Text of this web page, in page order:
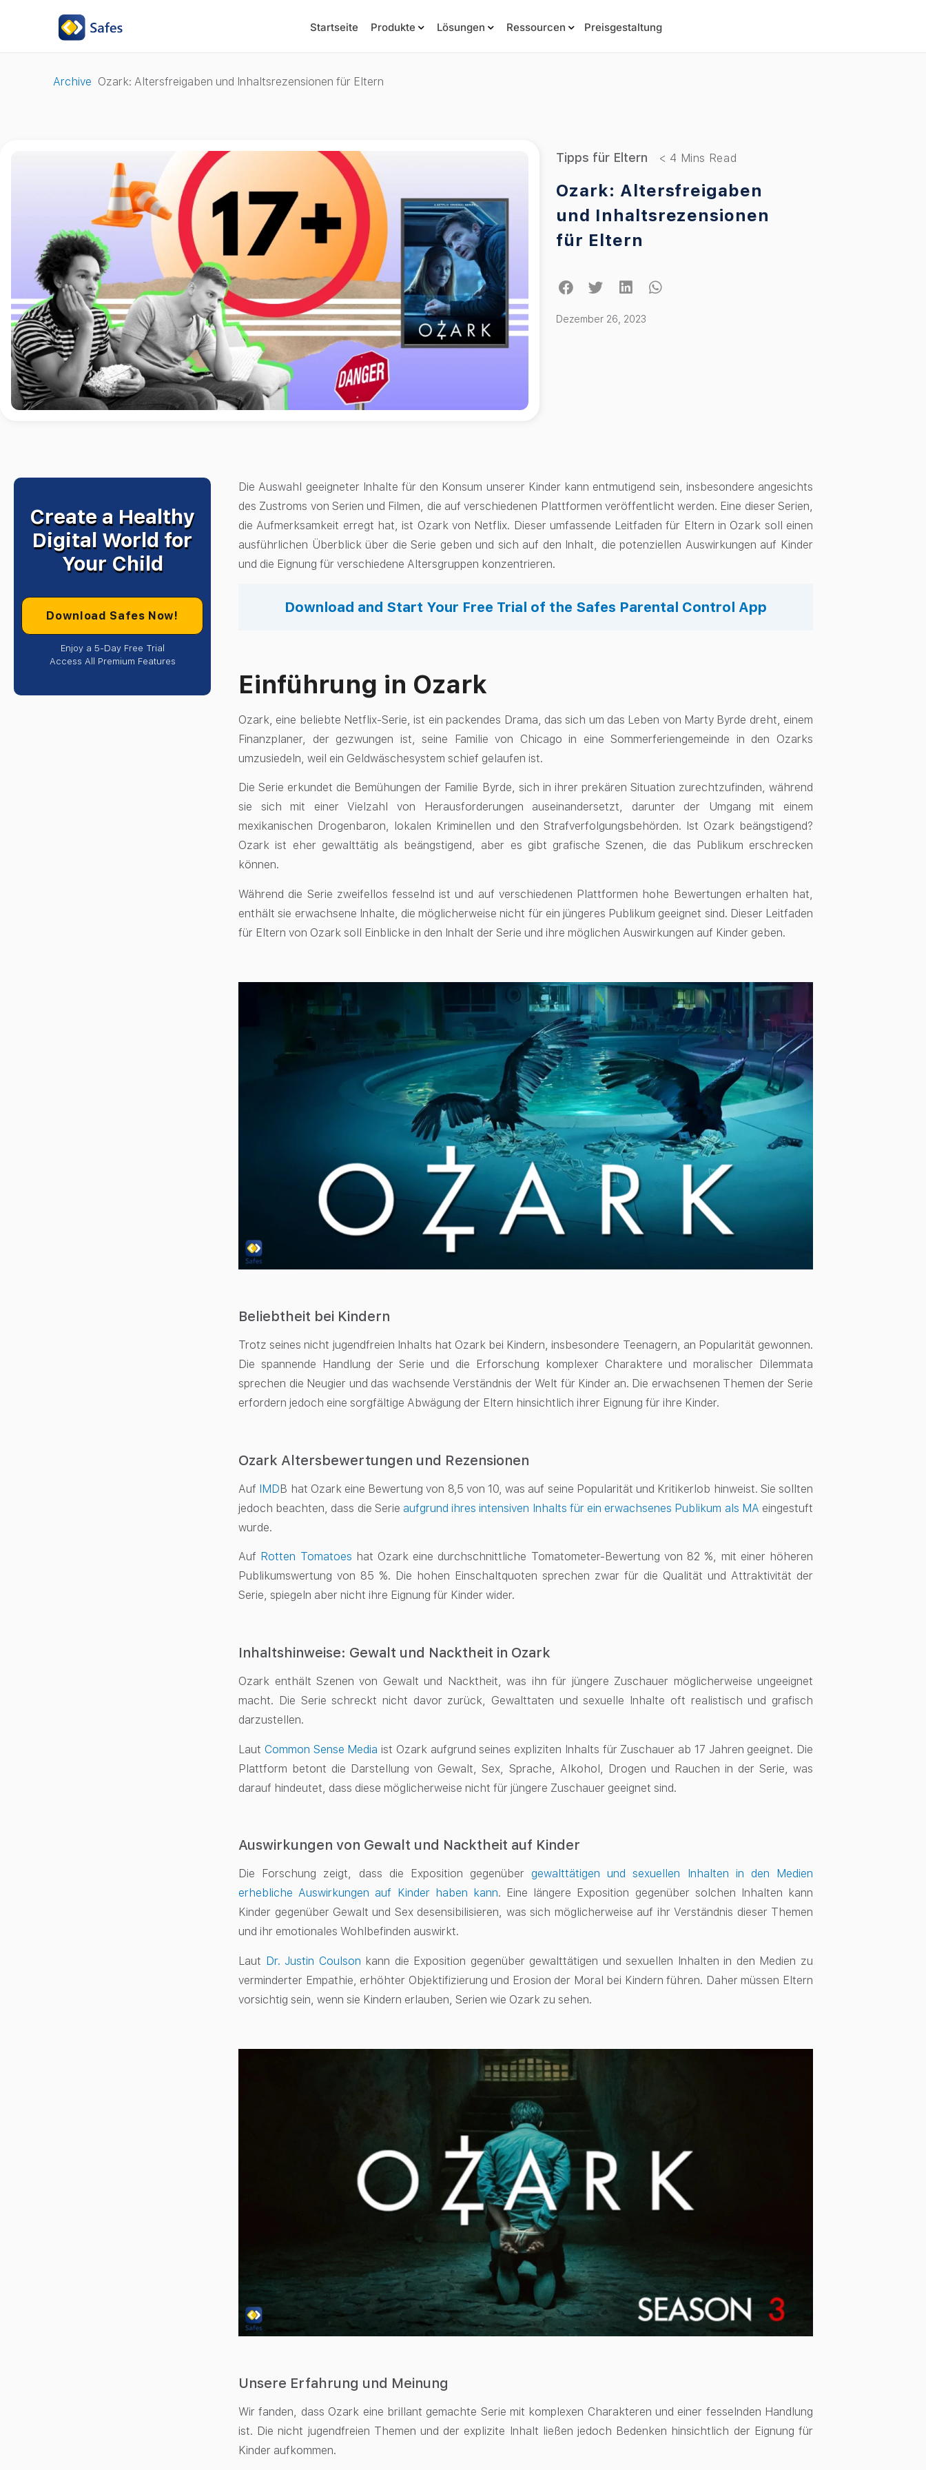
Startseite Produkte Lösungen Ressourcen Preisgestaltung
Archive Ozark: Altersfreigaben und Inhaltsrezensionen für Eltern
Tipps für Eltern
Ozark: Altersfreigaben
und Inhaltsrezensionen
für Eltern
Dezember 26, 2023
Create a Healthy
Digital World for
Your Child
Download Safes Now!
Enjoy a 5-Day Free Trial
Access All Premium Features
Die Auswahl geeigneter Inhalte für den Konsum unserer Kinder kann entmutigend sein, insbesondere angesichts
des Zustroms von Serien und Filmen, die auf verschiedenen Plattformen veröffentlicht werden. Eine dieser Serien,
die Aufmerksamkeit erregt hat, ist Ozark von Netflix. Dieser umfassende Leitfaden für Eltern in Ozark soll einen
ausführlichen Überblick über die Serie geben und sich auf den Inhalt, die potenziellen Auswirkungen auf Kinder
und die Eignung für verschiedene Altersgruppen konzentrieren.
Download and Start Your Free Trial of the Safes Parental Control App
Einführung in Ozark
Ozark, eine beliebte Netflix-Serie, ist ein packendes Drama, das sich um das Leben von Marty Byrde dreht, einem
Finanzplaner, der gezwungen ist, seine Familie von Chicago in eine Sommerferiengemeinde in den Ozarks
umzusiedeln, weil ein Geldwäschesystem schief gelaufen ist.
Die Serie erkundet die Bemühungen der Familie Byrde, sich in ihrer prekären Situation zurechtzufinden, während
sie sich mit einer Vielzahl von Herausforderungen auseinandersetzt, darunter der Umgang mit einem
mexikanischen Drogenbaron, lokalen Kriminellen und den Strafverfolgungsbehörden. Ist Ozark beängstigend?
Ozark ist eher gewalttätig als beängstigend, aber es gibt grafische Szenen, die das Publikum erschrecken
können.
Während die Serie zweifellos fesselnd ist und auf verschiedenen Plattformen hohe Bewertungen erhalten hat,
enthält sie erwachsene Inhalte, die möglicherweise nicht für ein jüngeres Publikum geeignet sind. Dieser Leitfaden
für Eltern von Ozark soll Einblicke in den Inhalt der Serie und ihre möglichen Auswirkungen auf Kinder geben.
Beliebtheit bei Kindern
Trotz seines nicht jugendfreien Inhalts hat Ozark bei Kindern, insbesondere Teenagern, an Popularität gewonnen.
Die spannende Handlung der Serie und die Erforschung komplexer Charaktere und moralischer Dilemmata
sprechen die Neugier und das wachsende Verständnis der Welt für Kinder an. Die erwachsenen Themen der Serie
erfordern jedoch eine sorgfältige Abwägung der Eltern hinsichtlich ihrer Eignung für ihre Kinder.
Ozark Altersbewertungen und Rezensionen
Auf IMDB hat Ozark eine Bewertung von 8,5 von 10, was auf seine Popularität und Kritikerlob hinweist. Sie sollten
jedoch beachten, dass die Serie aufgrund ihres intensiven Inhalts für ein erwachsenes Publikum als MA eingestuft
wurde.
Auf Rotten Tomatoes hat Ozark eine durchschnittliche Tomatometer-Bewertung von 82 %, mit einer höheren
Publikumswertung von 85 %. Die hohen Einschaltquoten sprechen zwar für die Qualität und Attraktivität der
Serie, spiegeln aber nicht ihre Eignung für Kinder wider.
Inhaltshinweise: Gewalt und Nacktheit in Ozark
Ozark enthält Szenen von Gewalt und Nacktheit, was ihn für jüngere Zuschauer möglicherweise ungeeignet
macht. Die Serie schreckt nicht davor zurück, Gewalttaten und sexuelle Inhalte oft realistisch und grafisch
darzustellen.
Laut Common Sense Media ist Ozark aufgrund seines expliziten Inhalts für Zuschauer ab 17 Jahren geeignet. Die
Plattform betont die Darstellung von Gewalt, Sex, Sprache, Alkohol, Drogen und Rauchen in der Serie, was
darauf hindeutet, dass diese möglicherweise nicht für jüngere Zuschauer geeignet sind.
Auswirkungen von Gewalt und Nacktheit auf Kinder
Die Forschung zeigt, dass die Exposition gegenübergewalttätigen und sexuellen Inhalten in den Medien
erhebliche Auswirkungen auf Kinder haben kann. Eine längere Exposition gegenüber solchen Inhalten kann
Kinder gegenüber Gewalt und Sex desensibilisieren, was sich möglicherweise auf ihr Verständnis dieser Themen
und ihr emotionales Wohlbefinden auswirkt.
Laut Dr. Justin Coulson kann die Exposition gegenüber gewalttätigen und sexuellen Inhalten in den Medien zu
verminderter Empathie, erhöhter Objektifizierung und Erosion der Moral bei Kindern führen. Daher müssen Eltern
vorsichtig sein, wenn sie Kindern erlauben, Serien wie Ozark zu sehen.
Unsere Erfahrung und Meinung
Wir fanden, dass Ozark eine brillant gemachte Serie mit komplexen Charakteren und einer fesselnden Handlung
ist. Die nicht jugendfreien Themen und der explizite Inhalt ließen jedoch Bedenken hinsichtlich der Eignung für
Kinder aufkommen.